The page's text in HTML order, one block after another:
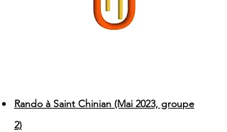
Rando à Saint Chinian (Mai 2023, groupe
2)